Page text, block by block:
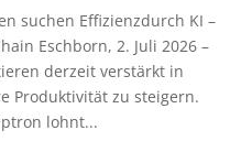
suchen Effizienzdurch KI –
Eschborn, 2. Juli 2026 –
derzeit verstärkt in
Produktivität zu steigern.
lohnt...